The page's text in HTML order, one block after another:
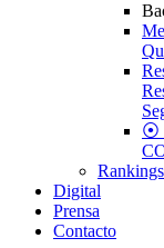
⦿
Digital
Prensa
Contacto